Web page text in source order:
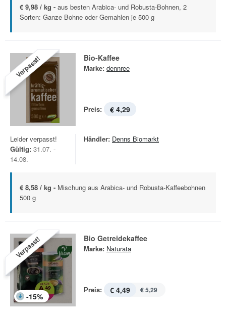
€ 9,98 / kg - aus besten Arabica- und Robusta-Bohnen, 2
Sorten: Ganze Bohne oder Gemahlen je 500 g
Verpasst! Bio-Kaffee
Marke: dennree
Preis: € 4,29
Leider verpasst!
Gültig: 31.07. -
14.08.
Händler: Denns Biomarkt
€ 8,58 / kg - Mischung aus Arabica- und Robusta-Kaffeebohnen
500 g
Verpasst!
-15%
Bio Getreidekaffee
Marke: Naturata
Preis: € 4,49 € 5,29